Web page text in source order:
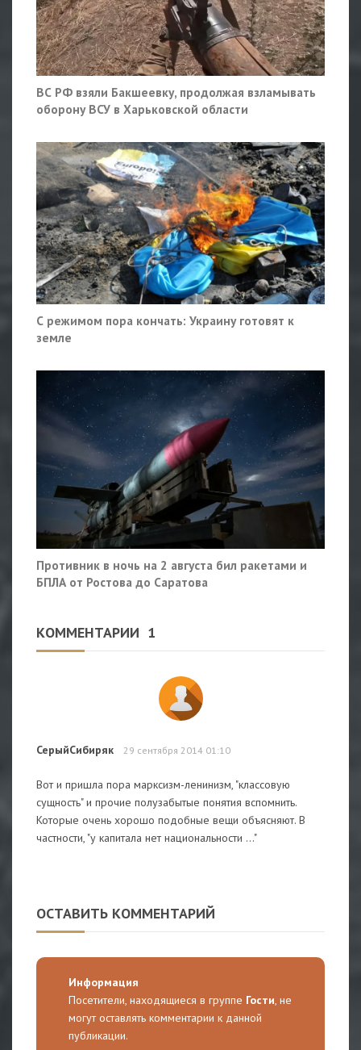
ВС РФ взяли Бакшеевку, продолжая взламывать
оборону ВСУ в Харьковской области
С режимом пора кончать: Украину готовят к
земле
Противник в ночь на 2 августа бил ракетами и
БПЛА от Ростова до Саратова
КОММЕНТАРИИ 1
СерыйСибиряк 29 сентября 2014 01:10
Вот и пришла пора марксизм-ленинизм, "классовую
сущность" и прочие полузабытые понятия вспомнить.
Которые очень хорошо подобные вещи объясняют. В
частности, "у капитала нет национальности ..."
ОСТАВИТЬ КОММЕНТАРИЙ
Информация
Посетители, находящиеся в группе Гости, не
могут оставлять комментарии к данной
публикации.